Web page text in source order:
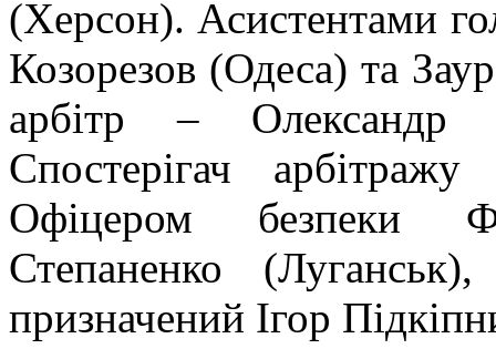
(Херсон). Асистентами
Козорезов (Одеса) та
арбітр – Олександр
Спостерігач
Офіцером безпеки
Степаненко
призначений Ігор